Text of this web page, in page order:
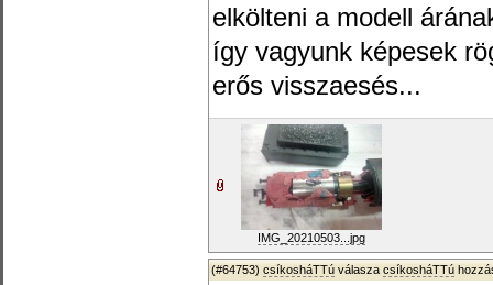
elkölteni a modell
így vagyunk képesek
erős visszaesés...
IMG_20210503...jpg
(#64753) csíkosháTTú válasza csíkosháTTú